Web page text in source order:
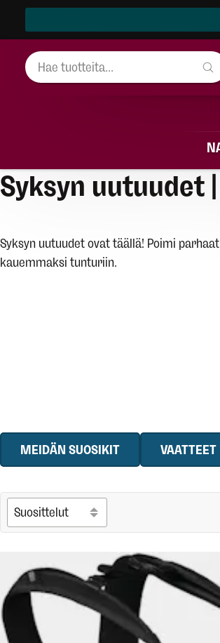
Syksyn uutuudet
Syksyn uutuudet ovat täällä! Poimi
kauemmaksi tunturiin.
MEIDÄN SUOSIKIT VAATTEET